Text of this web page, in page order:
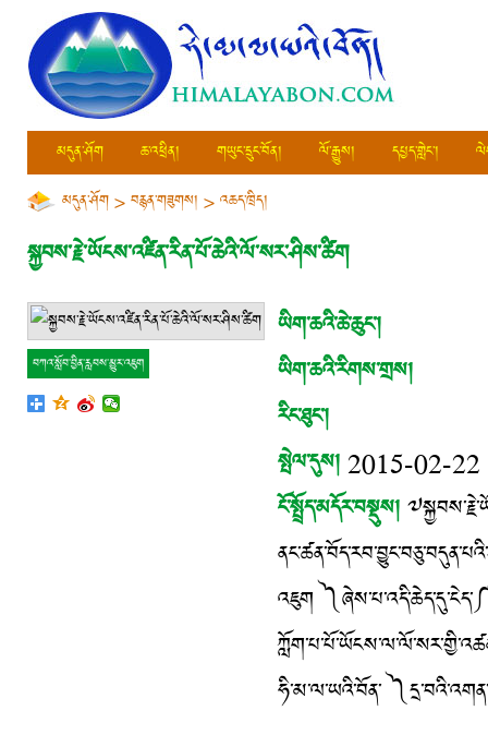
མདུན་ཤོག ཆ་འཕྲིན། གཡུང་དྲུང་བོན། ལོ་རྒྱུས། དཔྱད་གླེང་།
མདུན་ཤོག>བརྙན་གཟུགས། >འཆད་ཁྲིད།
སྐྱབས་རྗེ་ཡོངས་འཛིན་རིན་པོ་ཆེའི་ལོ་སར་ཤིས་ཚིག
བཀའ་སློབ་བྱིན་རླབས་མྱུར་འཇུག
ཡིག་ཆའི་ཆེ་ཆུང་།
ཡིག་ཆའི་རིགས་གྲས།
རིང་ཐུང་།
སྤེལ་དུས།2015-02-22
ངོ་སྤྲོད་མདོར་བསྡུས།
འཇུག
ཧི་མ་ལ་ཡའི་བོན་